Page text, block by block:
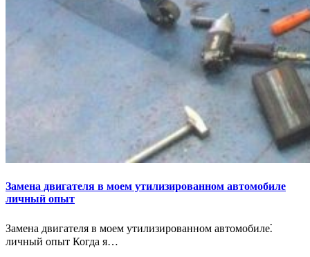
Замена двигателя в моем утилизированном автомобиле
личный опыт
Замена двигателя в моем утилизированном автомобиле⁚
личный опыт Когда я…